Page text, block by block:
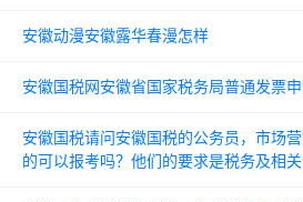
安徽动漫安徽露华春漫怎样
安徽国税网安徽省国家税务局普通发票
安徽国税请问安徽国税的公务员，市场
的可以报考吗？他们的要求是税务及相